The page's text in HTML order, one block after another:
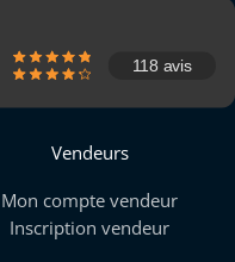
118 avis
Vendeurs
Mon compte vendeur
Inscription vendeur